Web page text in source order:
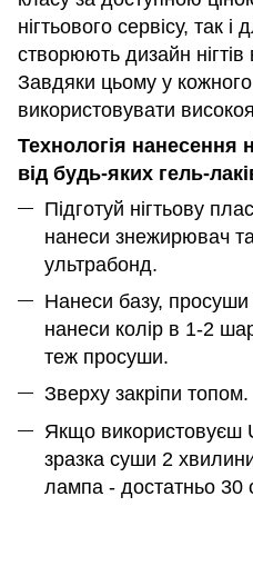
нігтьового сервісу, так
створюють дизайн
Завдяки цьому у
використовувати
Технологія нанесення
від будь-яких гель-
Підготуй нігтьову
нанеси знежирювач
ультрабонд.
Нанеси базу, просуши
нанеси колір в 1-2
теж просуши.
Зверху закріпи топом.
Якщо використовуєш
зразка суши 2
лампа - достатньо 30